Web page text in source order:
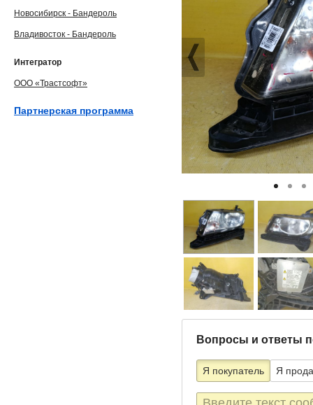
Вопросы и ответы
Я покупатель Я
Текст
Новосибирск - Бандероль
Владивосток - Бандероль
Интегратор
ООО «Трастсофт»
Партнерская программа